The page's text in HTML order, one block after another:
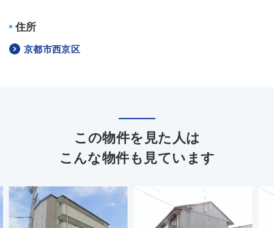
住所
京都市西京区
この物件を見た人は
こんな物件も見ています